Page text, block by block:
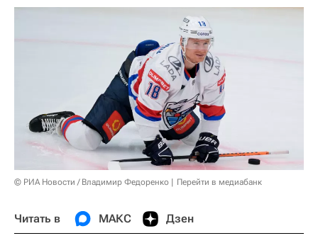
© РИА Новости / Владимир Федоренко Перейти в медиабанк
Читать в МАКС Дзен